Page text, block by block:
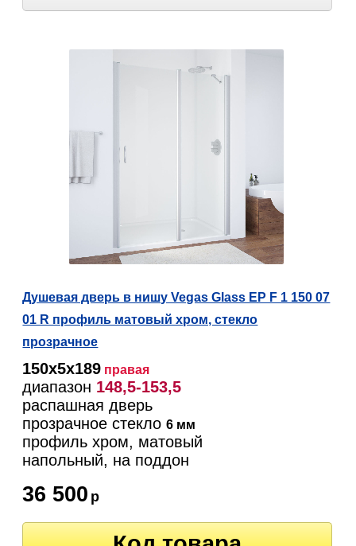
Душевая дверь в нишу Vegas Glass EP F 1 150 07
01 R профиль матовый хром, стекло
прозрачное
150х5х189 правая
диапазон 148,5-153,5
распашная дверь
прозрачное стекло6 мм
профиль хром, матовый
напольный, на поддон
36 500 р